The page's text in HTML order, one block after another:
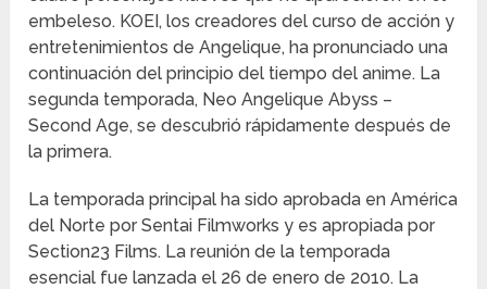
embeleso. KOEI, los creadores del curso de acción y
entretenimientos de Angelique, ha pronunciado una
continuación del principio del tiempo del anime. La
segunda temporada, Neo Angelique Abyss –
Second Age, se descubrió rápidamente después de
la primera.
La temporada principal ha sido aprobada en América
del Norte por Sentai Filmworks y es apropiada por
Section23 Films. La reunión de la temporada
esencial fue lanzada el 26 de enero de 2010. La